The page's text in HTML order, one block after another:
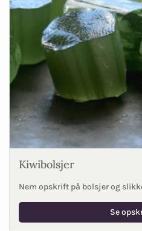
Kiwibolsjer
Nem opskrift på bolsjer og
Se